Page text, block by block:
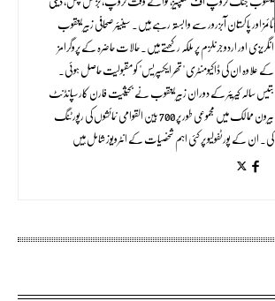
ٹائمز اور پاکستان آبزرور سے وابستہ رہے ہیں۔ سینیئر صحافی زبیر یعقوب
انگریزی اور اردو جرنلزم پر ملکہ رکھتے ہیں۔ حالات حاضرہ کے پروگرامز
کے علاوہ ان کی ڈاکیومنٹری "تھر ایکسپریس" کو مقبولیت حاصل ہوئی۔
بتیس سالہ کیریئر کے دوران زبیر یعقوب نے بحیثیت فارن کارسپانڈنٹ
بیرون ممالک میں مجموعی طور پر 700 بین القوامی نمائشوں کی رپورٹنگ
کی۔ ان کے پورٹفولیو پر کئی اہم شخصیات کے انٹرویوز شامل ہیں